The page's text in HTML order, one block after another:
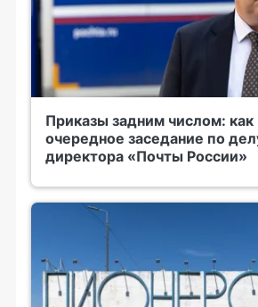
Приказы задним числом:
очередное заседание по
директора «Почты России»